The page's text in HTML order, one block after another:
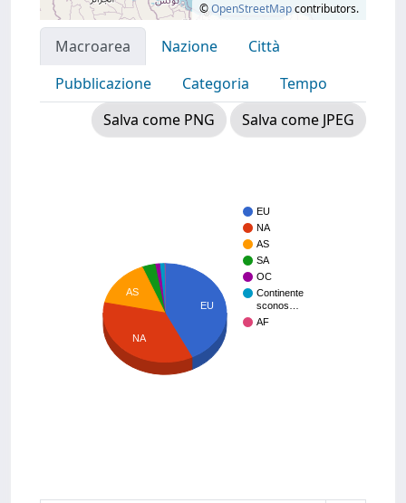
©OpenStreetMapcontributors.
Macroarea Nazione
Città
Pubblicazione
Categoria
Tempo
Salva come PNG
Salva come JPEG
EU
NA
AS
SA
OC
Continente
sconos…
AF
EU
AS
NA